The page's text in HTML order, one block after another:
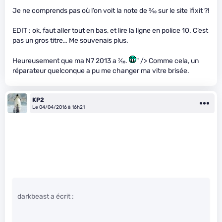
Je ne comprends pas où l’on voit la note de2⁄10sur le site ifixit ?!
EDIT : ok, faut aller tout en bas, et lire la ligne en police 10. C’est
pas un gros titre… Me souvenais plus.
Heureusement que ma N7 2013 a 7⁄10.
" /> Comme cela, un
réparateur quelconque a pu me changer ma vitre brisée.
KP2
Le 04/04/2016 à 16h21
darkbeast a écrit :